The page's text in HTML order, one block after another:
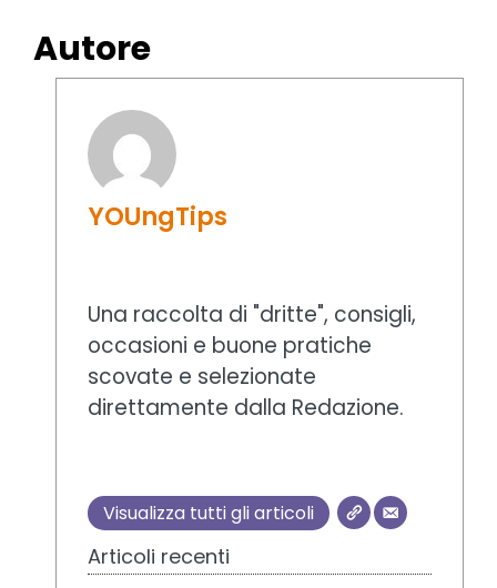
Autore
YOUngTips
Una raccolta di "dritte", consigli,
occasioni e buone pratiche
scovate e selezionate
direttamente dalla Redazione.
Visualizza tutti gli articoli
Articoli recenti